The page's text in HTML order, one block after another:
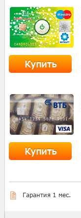
Купить
Купить
Гарантия 1 мес.